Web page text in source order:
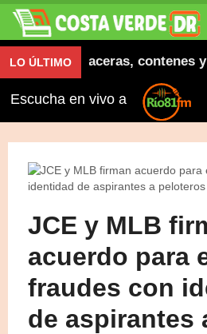
LO ÚLTIMOaceras, contenes y
Escucha en vivo a
JCE y MLB
acuerdo para
fraudes con
de aspirantes